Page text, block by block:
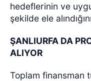
hedeflerinin ve
şekilde ele
ŞANLIURFA DA
ALIYOR
Toplam finansman